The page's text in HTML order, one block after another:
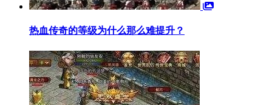
热血传奇的等级为什么那么难提升？